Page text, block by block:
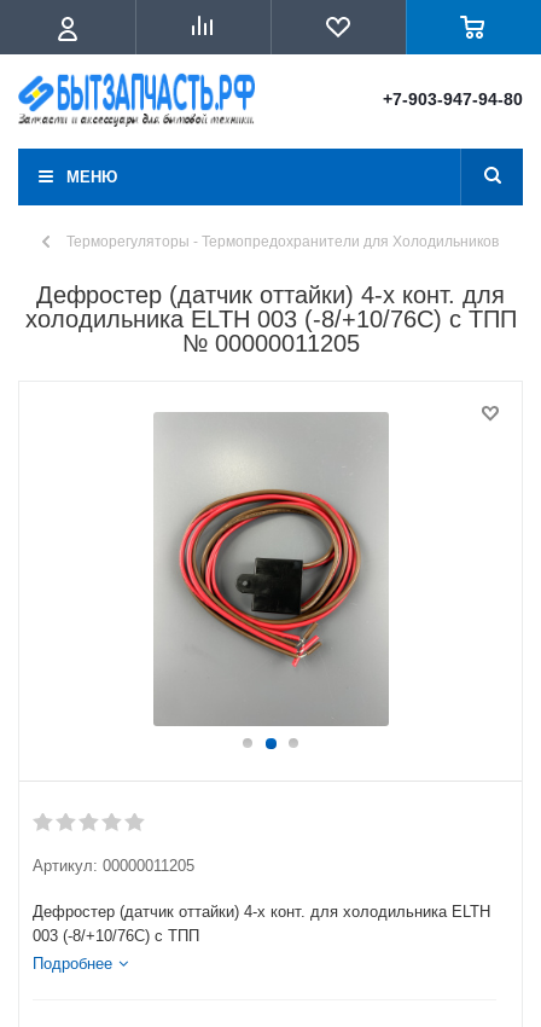
+7-903-947-94-80
МЕНЮ
Терморегуляторы - Термопредохранители для Холодильников
Дефростер (датчик оттайки) 4-х конт. для
холодильника ELTH 003 (-8/+10/76C) с ТПП
№ 00000011205
Артикул: 00000011205
Дефростер (датчик оттайки) 4-х конт. для холодильника ELTH
003 (-8/+10/76C) с ТПП
Подробнее